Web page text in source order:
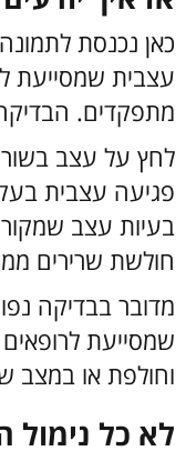
עצבית שמסייעת
מתפקדים.
לחץ על עצב
פגיעה עצבית
בעיות עצב
חולשת שרירים
מדובר בבדיקה
שמסייעת
וחולפת או במצב
לא כל נימול